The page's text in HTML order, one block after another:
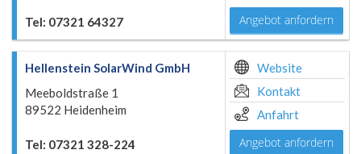
Tel: 07321 64327 Angebot anfordern
Hellenstein SolarWind GmbH
Meeboldstraße 1
89522 Heidenheim
Tel: 07321 328-224
Website
Kontakt
Anfahrt
Angebot anfordern